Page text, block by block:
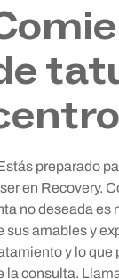
preparado
en Recovery.
no deseada es
sus amables y
y lo que
la consulta.